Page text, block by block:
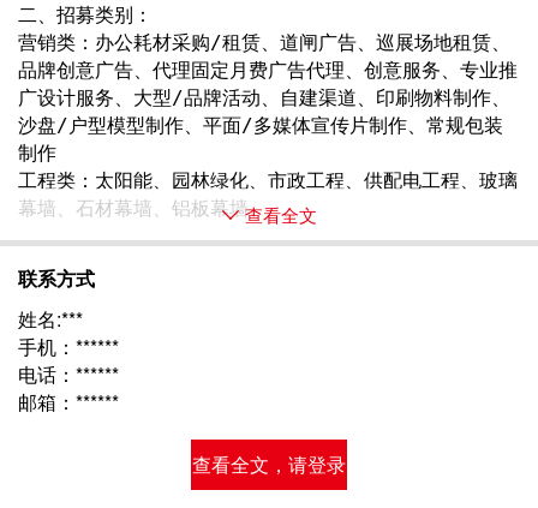
二、招募类别：
营销类：办公耗材采购/租赁、道闸广告、巡展场地租赁、
品牌创意广告、代理固定月费广告代理、创意服务、专业推
广设计服务、大型/品牌活动、自建渠道、印刷物料制作、
沙盘/户型模型制作、平面/多媒体宣传片制作、常规包装
制作
工程类：太阳能、园林绿化、市政工程、供配电工程、玻璃
幕墙、石材幕墙、铝板幕墙、 查看全文
联系方式
姓名:***
手机：******
电话：******
邮箱：******
查看全文，请登录